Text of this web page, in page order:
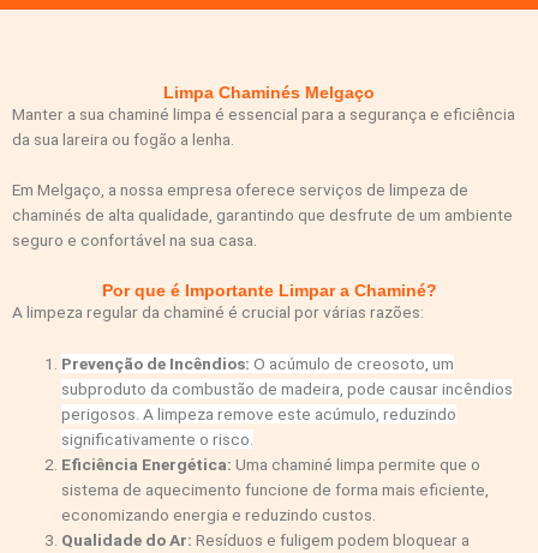
Limpa Chaminés Melgaço
Manter a sua chaminé limpa é essencial para a segurança e eficiência
da sua lareira ou fogão a lenha.
Em Melgaço, a nossa empresa oferece serviços de limpeza de
chaminés de alta qualidade, garantindo que desfrute de um ambiente
seguro e confortável na sua casa.
Por que é Importante Limpar a Chaminé?
A limpeza regular da chaminé é crucial por várias razões:
Prevenção de Incêndios: O acúmulo de creosoto, um
subproduto da combustão de madeira, pode causar incêndios
perigosos. A limpeza remove este acúmulo, reduzindo
significativamente o risco.
Eficiência Energética: Uma chaminé limpa permite que o
sistema de aquecimento funcione de forma mais eficiente,
economizando energia e reduzindo custos.
Qualidade do Ar: Resíduos e fuligem podem bloquear a